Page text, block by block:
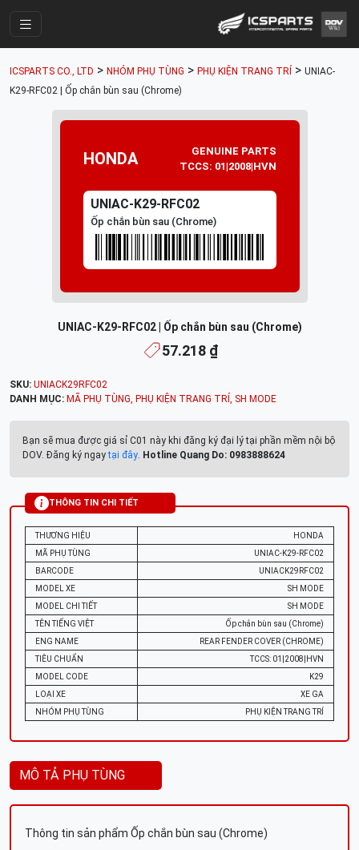
Cửa Hàng
Parts Catalogue
Mã Phụ Tùng
Tài khoản
ICSPARTS CO., LTD > NHÓM PHỤ TÙNG > PHỤ KIỆN TRANG TRÍ > UNIAC-
K29-RFC02 | Ốp chắn bùn sau (Chrome)
HONDA
GENUINE PARTS
TCCS: 01|2008|HVN
UNIAC-K29-RFC02
Ốp chắn bùn sau (Chrome)
UNIAC-K29-RFC02 | Ốp chắn bùn sau (Chrome)
57.218 ₫
SKU: UNIACK29RFC02
DANH MỤC: MÃ PHỤ TÙNG, PHỤ KIỆN TRANG TRÍ , SH MODE
Bạn sẽ mua được giá sỉ C01 này khi đăng ký đại lý tại phần mềm nội bộ
DOV. Đăng ký ngaytại đây. Hotline Quang Do: 0983888624
THÔNG TIN CHI TIẾT
THƯƠNG HIỆU
HONDA
MÃ PHỤ TÙNG
UNIAC-K29-RFC02
BARCODE
UNIACK29RFC02
MODEL XE
SH MODE
MODEL CHI TIẾT
SH MODE
TÊN TIẾNG VIỆT
Ốp chắn bùn sau (Chrome)
ENG NAME
REAR FENDER COVER (CHROME)
TIÊU CHUẨN
TCCS: 01|2008|HVN
MODEL CODE
K29
LOẠI XE
XE GA
NHÓM PHỤ TÙNG
PHỤ KIỆN TRANG TRÍ
MÔ TẢ PHỤ TÙNG
Thông tin sản phẩm Ốp chắn bùn sau (Chrome)